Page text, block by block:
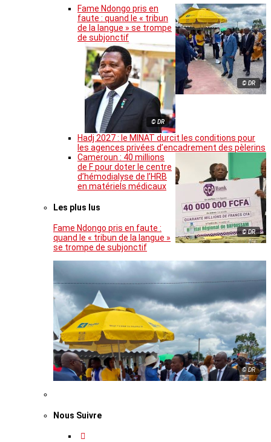
© DR
Fame Ndongo pris en
faute : quand le « tribun
de la langue » se trompe
de subjonctif
© DR
Hadj 2027 : le MINAT durcit les conditions pour
les agences privées d’encadrement des pèlerins
© DR
Cameroun : 40 millions
de F pour doter le centre
d’hémodialyse de l’HRB
en matériels médicaux
Les plus lus
Fame Ndongo pris en faute :
quand le « tribun de la langue »
se trompe de subjonctif
© DR
Nous Suivre